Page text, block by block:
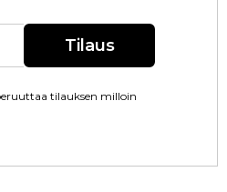
Tilaus
tilauksen milloin